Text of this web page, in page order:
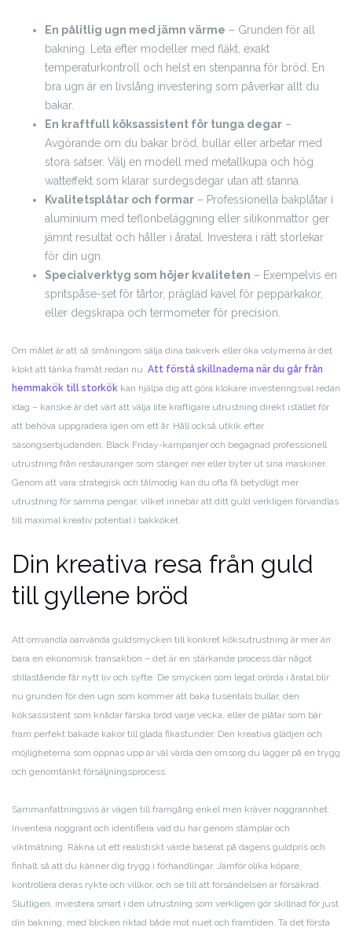
En pålitlig ugn med jämn värme – Grunden för all
bakning. Leta efter modeller med fläkt, exakt
temperaturkontroll och helst en stenpanna för bröd. En
bra ugn är en livslång investering som påverkar allt du
bakar.
En kraftfull köksassistent för tunga degar –
Avgörande om du bakar bröd, bullar eller arbetar med
stora satser. Välj en modell med metallkupa och hög
watteffekt som klarar surdegsdegar utan att stanna.
Kvalitetsplåtar och formar – Professionella bakplåtar i
aluminium med teflonbeläggning eller silikonmattor ger
jämnt resultat och håller i åratal. Investera i rätt storlekar
för din ugn.
Specialverktyg som höjer kvaliteten – Exempelvis en
spritspåse-set för tårtor, präglad kavel för pepparkakor,
eller degskrapa och termometer för precision.
Om målet är att så småningom sälja dina bakverk eller öka volymerna är det
klokt att tänka framåt redan nu. Att förstå skillnaderna när du går från
hemmakök till storkök kan hjälpa dig att göra klokare investeringsval redan
idag – kanske är det värt att välja lite kraftigare utrustning direkt istället för
att behöva uppgradera igen om ett år. Håll också utkik efter
säsongserbjudanden, Black Friday-kampanjer och begagnad professionell
utrustning från restauranger som stänger ner eller byter ut sina maskiner.
Genom att vara strategisk och tålmodig kan du ofta få betydligt mer
utrustning för samma pengar, vilket innebär att ditt guld verkligen förvandlas
till maximal kreativ potential i bakköket.
Din kreativa resa från guld
till gyllene bröd
Att omvandla oanvända guldsmycken till konkret köksutrustning är mer än
bara en ekonomisk transaktion – det är en stärkande process där något
stillastående får nytt liv och syfte. De smycken som legat orörda i åratal blir
nu grunden för den ugn som kommer att baka tusentals bullar, den
köksassistent som knådar färska bröd varje vecka, eller de plåtar som bär
fram perfekt bakade kakor till glada fikastunder. Den kreativa glädjen och
möjligheterna som öppnas upp är väl värda den omsorg du lägger på en trygg
och genomtänkt försäljningsprocess.
Sammanfattningsvis är vägen till framgång enkel men kräver noggrannhet:
Inventera noggrant och identifiera vad du har genom stämplar och
viktmätning. Räkna ut ett realistiskt värde baserat på dagens guldpris och
finhalt så att du känner dig trygg i förhandlingar. Jämför olika köpare,
kontrollera deras rykte och villkor, och se till att försändelsen är försäkrad.
Slutligen, investera smart i den utrustning som verkligen gör skillnad för just
din bakning, med blicken riktad både mot nuet och framtiden. Ta det första